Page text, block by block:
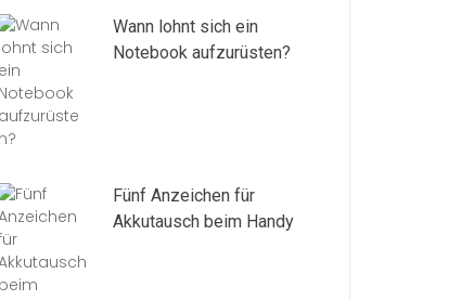
Wann lohnt sich ein
Notebook aufzurüsten?
Fünf Anzeichen für
Akkutausch beim Handy